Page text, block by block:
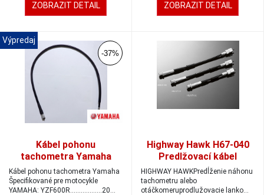
ZOBRAZIT DETAIL ZOBRAZIT DETAIL
Výpredaj
-37%
Kábel pohonu
tachometra Yamaha
YZF600R
Kábel pohonu tachometra Yamaha
Špecifikované pre motocykle
YAMAHA: YZF600R..................20...
Highway Hawk H67-040
Predlžovací kábel
tachometra 15 cm
HIGHWAY HAWKPredĺženie náhonu
tachometru alebo
otáčkomeruprodlužovacie lanko